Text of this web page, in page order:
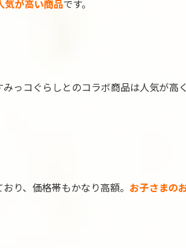
気が高い商品です。
っコぐらしとのコラボ商品は人気が高く
り、価格帯もかなり高額。 お子さまの